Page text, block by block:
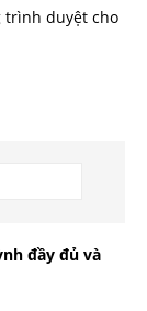
trình duyệt cho
đầy đủ và